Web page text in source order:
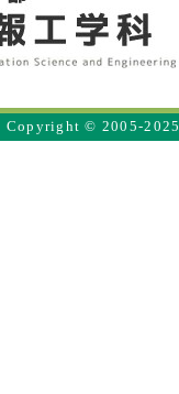
Copyright © 2005-